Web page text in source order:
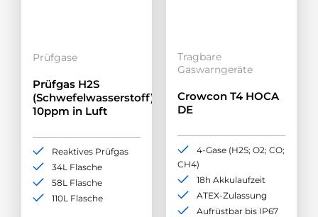
Prüfgase
Prüfgas H2S
(Schwefelwasserstoff)-
10ppm in Luft
Reaktives Prüfgas
34L Flasche
58L Flasche
110L Flasche
Tragbare
Gaswarngeräte
Crowcon T4 HOCA
DE
4-Gase (H2S; O2; CO;
CH4)
18h Akkulaufzeit
ATEX-Zulassung
Aufrüstbar bis IP67